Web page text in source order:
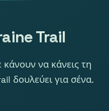
Trail
να κάνεις τη
δουλεύει για σένα.